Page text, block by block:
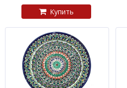
Купить